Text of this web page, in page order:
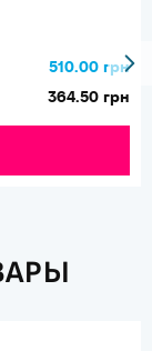
510.00 грн
364.50 грн